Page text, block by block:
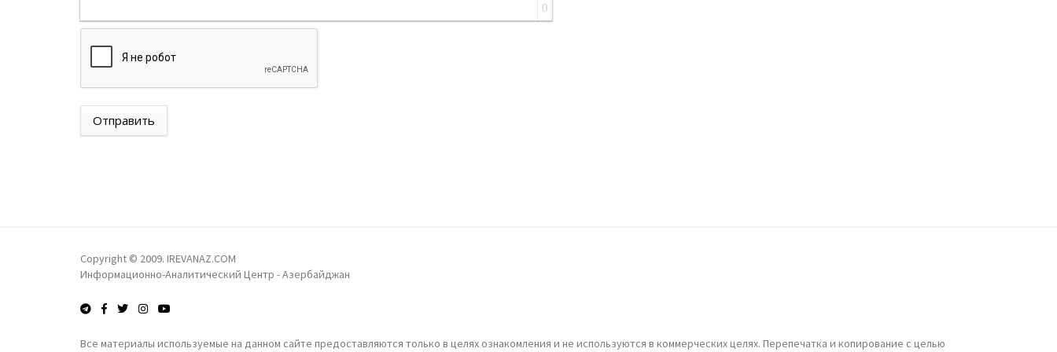
0
Отправить
Copyright © 2009. IREVANAZ.COM
Информационно-Аналитический Центр - Азербайджан
Все материалы используемые на данном сайте предоставляются только в целях ознакомления и не используются в коммерческих целях. Перепечатка и копирование с целью